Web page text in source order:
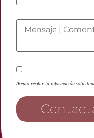
Smoothie
Miel con
Acepto recibir la información